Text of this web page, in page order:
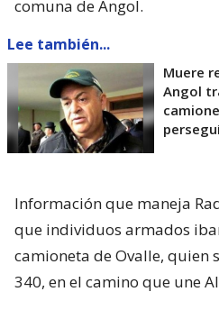
comuna de Angol.
Lee también...
Muere
Angol
Información que maneja
que individuos armados
camioneta de Ovalle, quien
340, en el camino que une